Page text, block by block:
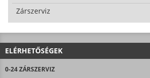
Zárszerviz
ELÉRHETŐSÉGEK
0-24 ZÁRSZERVIZ